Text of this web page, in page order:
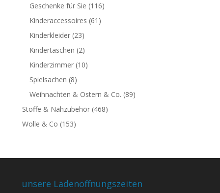
Geschenke für Sie (116)
Kinderaccessoires (61)
Kinderkleider (23)
Kindertaschen (2)
Kinderzimmer (10)
Spielsachen (8)
Weihnachten & Ostern & Co. (89)
Stoffe & Nähzubehör (468)
Wolle & Co (153)
unsere Ladenöffnungszeiten